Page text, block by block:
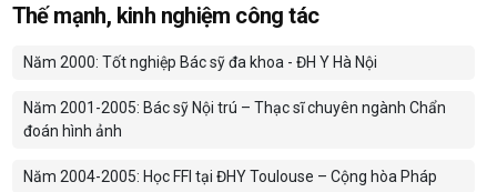
Thế mạnh, kinh nghiệm công tác
Năm 2000: Tốt nghiệp Bác sỹ đa khoa - ĐH Y Hà Nội
Năm 2001-2005: Bác sỹ Nội trú – Thạc sĩ chuyên ngành Chẩn
đoán hình ảnh
Năm 2004-2005: Học FFI tại ĐHY Toulouse – Cộng hòa Pháp